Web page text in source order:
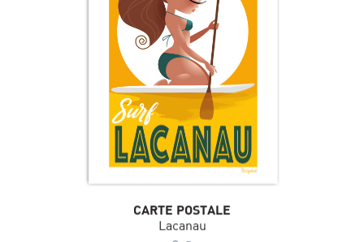
CARTE POSTALE
Lacanau